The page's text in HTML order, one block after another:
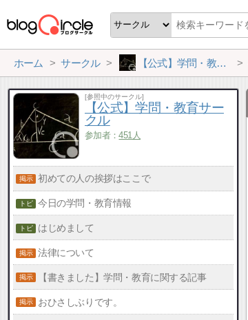
ホーム サークル 【公式】学問・教育サークル
[参照中のサークル]
【公式】学問・教育サー
クル
参加者：451人
初めての人の挨拶はここで
今日の学問・教育情報
はじめまして
法律について
【書きました】学問・教育に関する記事
おひさしぶりです。